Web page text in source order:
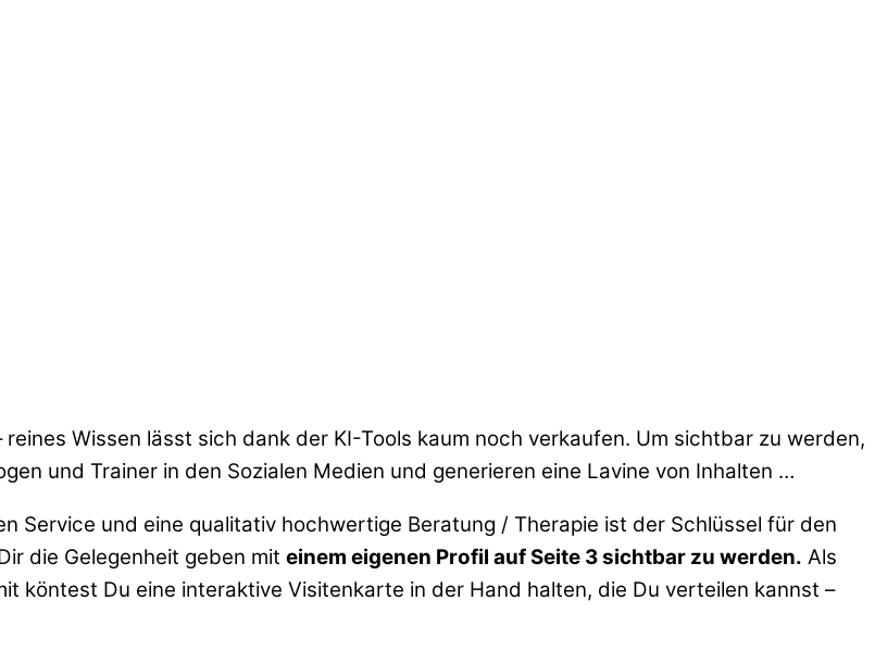
Wissen lässt sich dank der KI-Tools kaum noch verkaufen. Um sichtbar zu werden,
und Trainer in den Sozialen Medien und generieren eine Lavine von Inhalten …
Service und eine qualitativ hochwertige Beratung / Therapie ist der Schlüssel für den
die Gelegenheit geben mit einem eigenen Profil auf Seite 3 sichtbar zu werden. Als
köntest Du eine interaktive Visitenkarte in der Hand halten, die Du verteilen kannst –